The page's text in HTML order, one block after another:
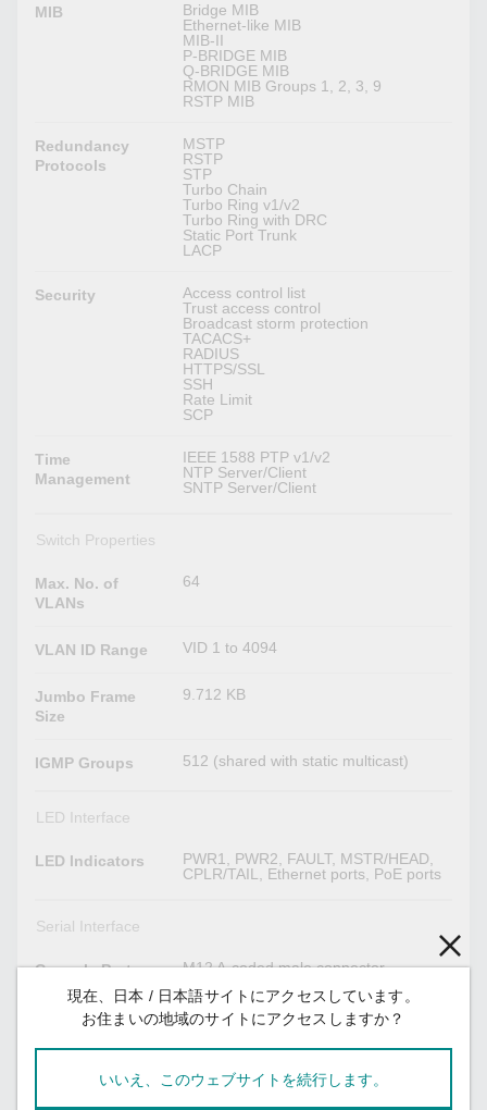
MIB
Bridge MIB
Ethernet-like MIB
MIB-II
P-BRIDGE MIB
Q-BRIDGE MIB
RMON MIB Groups 1, 2, 3, 9
RSTP MIB
Redundancy
Protocols
MSTP
RSTP
STP
Turbo Chain
Turbo Ring v1/v2
Turbo Ring with DRC
Static Port Trunk
LACP
Security
Access control list
Trust access control
Broadcast storm protection
TACACS+
RADIUS
HTTPS/SSL
SSH
Rate Limit
SCP
Time
Management
IEEE 1588 PTP v1/v2
NTP Server/Client
SNTP Server/Client
Switch Properties
Max. No. of
VLANs
64
VLAN ID Range VID 1 to 4094
Jumbo Frame
Size
9.712 KB
IGMP Groups 512 (shared with static multicast)
LED Interface
LED Indicators
PWR1, PWR2, FAULT, MSTR/HEAD,
CPLR/TAIL, Ethernet ports, PoE ports
Serial Interface
Console Port M12 A-coded male connector
Power Parameters
現在、日本 / 日本語サイトにアクセスしています。
お住まいの地域のサイトにアクセスしますか？
いいえ、このウェブサイトを続行します。